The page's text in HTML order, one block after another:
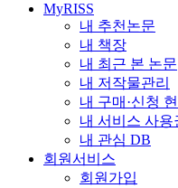
MyRISS
내 추천논문
내 책장
내 최근 본 논문
내 저작물관리
내 구매·신청
내 서비스 사용
내 관심 DB
회원서비스
회원가입